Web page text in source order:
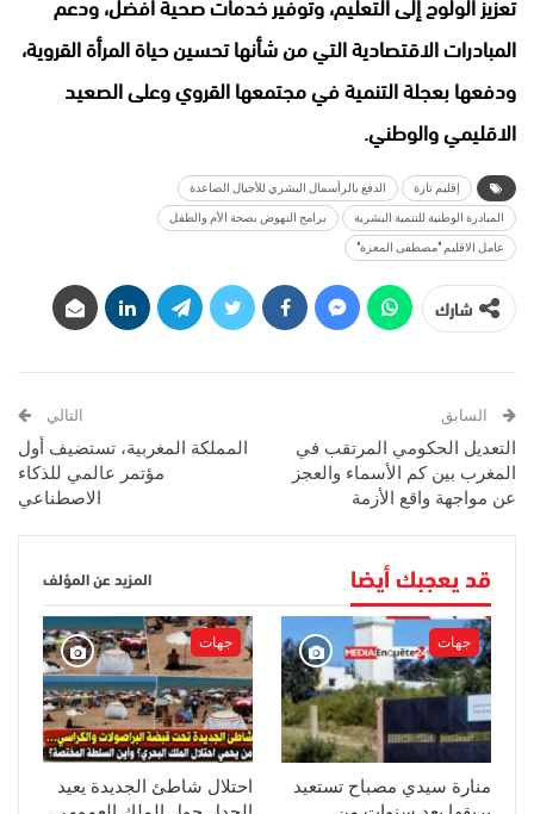
المبادرات الاقتصادية التي من شأنها تحسين حياة المرأة القروية،
ودفعها بعجلة التنمية في مجتمعها القروي وعلى الصعيد
الاقليمي والوطني.
إقليم تازة الدفع بالرأسمال البشري للأجيال الصاعدة
المبادرة الوطنية للتنمية البشرية برامج النهوض بصحة الأم والطفل
عامل الاقليم "مصطفى المعزة"
شارك
السابق
التعديل الحكومي المرتقب في
المغرب بين كم الأسماء والعجز
عن مواجهة واقع الأزمة
التالي
المملكة المغربية، تستضيف أول
مؤتمر عالمي للذكاء
الاصطناعي
قد يعجبك أيضا المزيد عن المؤلف
جهات
منارة سيدي مصباح تستعيد
جهات
احتلال شاطئ الجديدة يعيد